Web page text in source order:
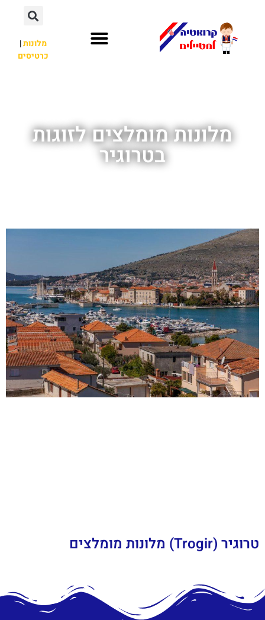
מלונות|
כרטיסים
מלונות מומלצים לזוגות
בטרוגיר
טרוגיר (Trogir) מלונות מומלצים